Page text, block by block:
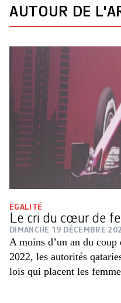
AUTOUR DE
ÉGALITÉ
Le cri du cœur de
DIMANCHE 19 DÉCEMBRE
A moins d’un an du
2022, les autorités
lois qui placent les